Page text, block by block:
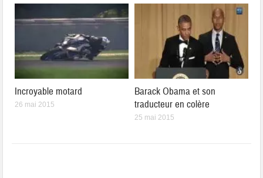
Incroyable motard
26 mai 2015
Barack Obama et son
traducteur en colère
25 mai 2015